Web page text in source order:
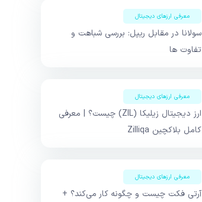
معرفی ارزهای دیجیتال
سولانا در مقابل ریپل: بررسی شباهت و
تفاوت ها
معرفی ارزهای دیجیتال
ارز دیجیتال زیلیکا (ZIL) چیست؟ | معرفی
کامل بلاکچین Zilliqa
معرفی ارزهای دیجیتال
آرتی فکت چیست و چگونه کار می‌کند؟ +